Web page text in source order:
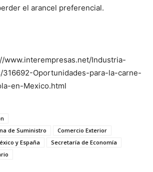
el arancel preferencial.
www.interempresas.net/Industria-
316692-Oportunidades-para-la-carne-
en-Mexico.html
de Suministro
Comercio Exterior
y España
Secretaría de Economía